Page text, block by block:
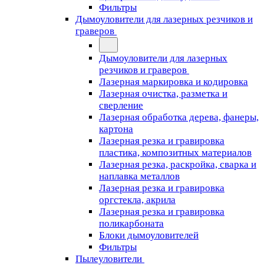
Фильтры
Дымоуловители для лазерных резчиков и
граверов
Дымоуловители для лазерных
резчиков и граверов
Лазерная маркировка и кодировка
Лазерная очистка, разметка и
сверление
Лазерная обработка дерева, фанеры,
картона
Лазерная резка и гравировка
пластика, композитных материалов
Лазерная резка, раскройка, сварка и
наплавка металлов
Лазерная резка и гравировка
оргстекла, акрила
Лазерная резка и гравировка
поликарбоната
Блоки дымоуловителей
Фильтры
Пылеуловители